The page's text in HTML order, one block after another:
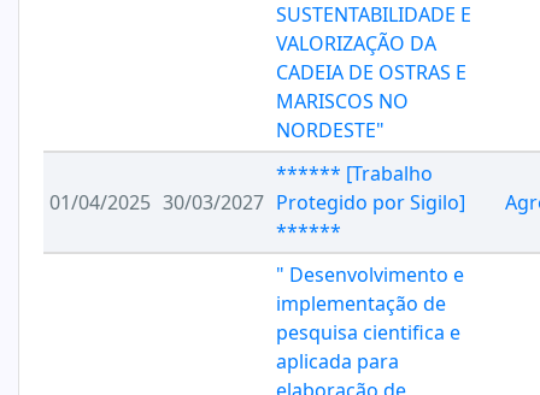
SUSTENTABILIDADE E
VALORIZAÇÃO DA
CADEIA DE OSTRAS E
MARISCOS NO
NORDESTE"
01/04/2025 30/03/2027
****** [Trabalho
Protegido por Sigilo]
******
" Desenvolvimento e
implementação de
pesquisa cientifica e
aplicada para